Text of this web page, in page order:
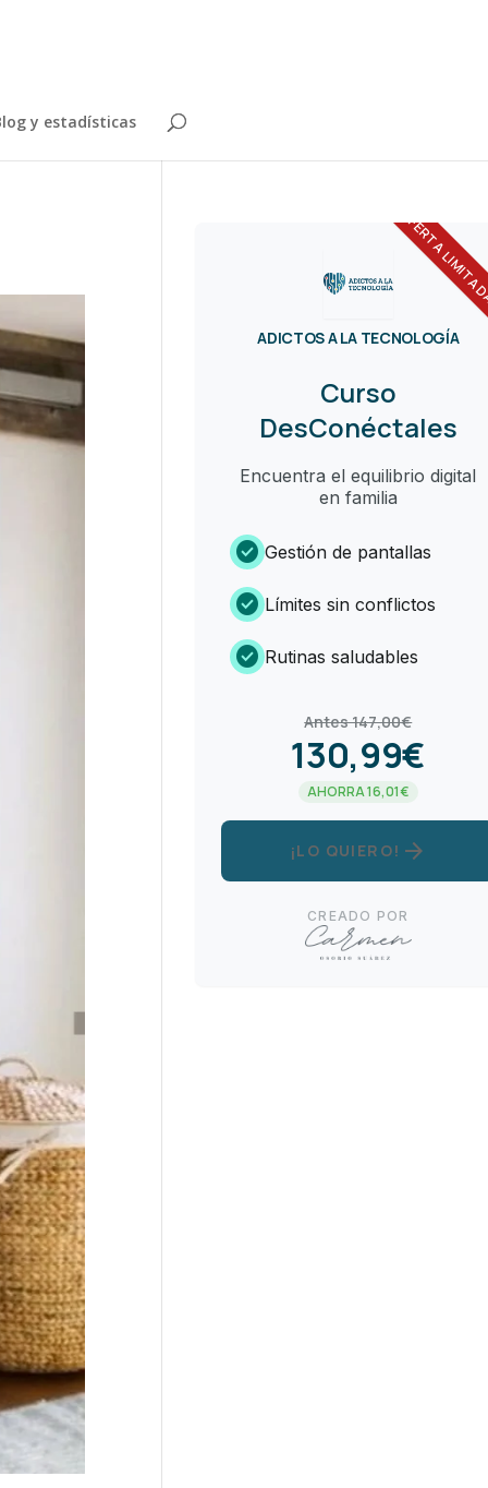
y estadísticas
OFERTA
ADICTOS A LA TECNOLOGÍA
Curso
DesConéctales
Encuentra el equilibrio digital
en familia
check_circle Gestión de pantallas
check_circle Límites sin conflictos
check_circle Rutinas saludables
Antes 147,00€
130,99€
AHORRA 16,01€
¡LO QUIERO! arrow_forward
CREADO POR